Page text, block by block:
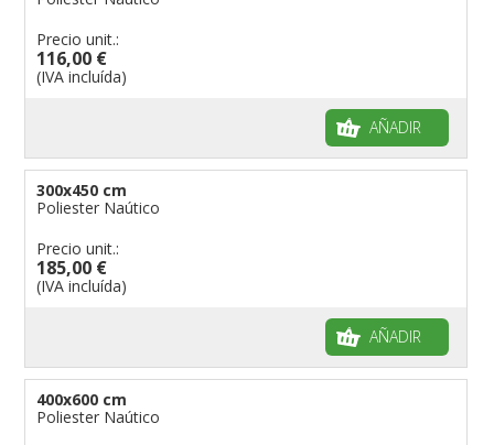
Precio unit.:
116,00 €
(IVA incluída)
AÑADIR
300x450 cm
Poliester Naútico
Precio unit.:
185,00 €
(IVA incluída)
AÑADIR
400x600 cm
Poliester Naútico